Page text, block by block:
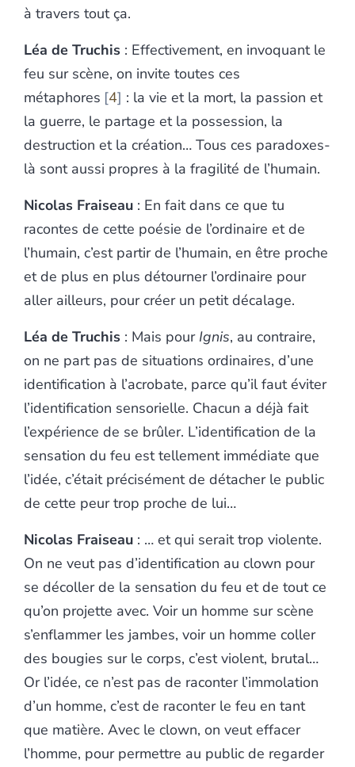
à travers tout ça.
Léa de Truchis : Effectivement, en invoquant le
feu sur scène, on invite toutes ces
métaphores 4 : la vie et la mort, la passion et
la guerre, le partage et la possession, la
destruction et la création… Tous ces paradoxes-
là sont aussi propres à la fragilité de l’humain.
Nicolas Fraiseau : En fait dans ce que tu
racontes de cette poésie de l’ordinaire et de
l’humain, c’est partir de l’humain, en être proche
et de plus en plus détourner l’ordinaire pour
aller ailleurs, pour créer un petit décalage.
Léa de Truchis : Mais pour Ignis, au contraire,
on ne part pas de situations ordinaires, d’une
identification à l’acrobate, parce qu’il faut éviter
l’identification sensorielle. Chacun a déjà fait
l’expérience de se brûler. L’identification de la
sensation du feu est tellement immédiate que
l’idée, c’était précisément de détacher le public
de cette peur trop proche de lui…
Nicolas Fraiseau : … et qui serait trop violente.
On ne veut pas d’identification au clown pour
se décoller de la sensation du feu et de tout ce
qu’on projette avec. Voir un homme sur scène
s’enflammer les jambes, voir un homme coller
des bougies sur le corps, c’est violent, brutal…
Or l’idée, ce n’est pas de raconter l’immolation
d’un homme, c’est de raconter le feu en tant
que matière. Avec le clown, on veut effacer
l’homme, pour permettre au public de regarder